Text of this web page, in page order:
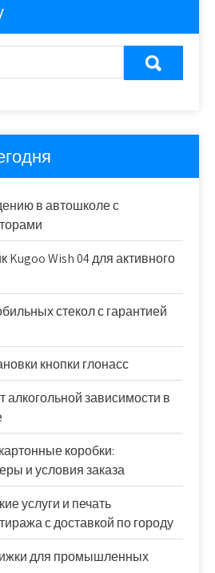
в автошколе с
Kugoo Wish 04 для активного
стекол с гарантией
кнопки глонасс
алкогольной зависимости в
коробки:
и условия заказа
услуги и печать
с доставкой по городу
для промышленных